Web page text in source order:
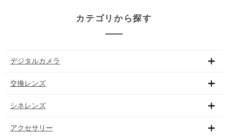
カテゴリから探す
デジタルカメラ
交換レンズ
シネレンズ
アクセサリー